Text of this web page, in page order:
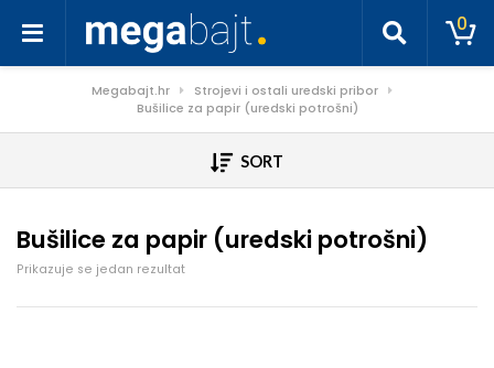
0
Megabajt.hr
Strojevi i ostali uredski pribor
Bušilice za papir (uredski potrošni)
SORT
Bušilice za papir (uredski potrošni)
Prikazuje se jedan rezultat